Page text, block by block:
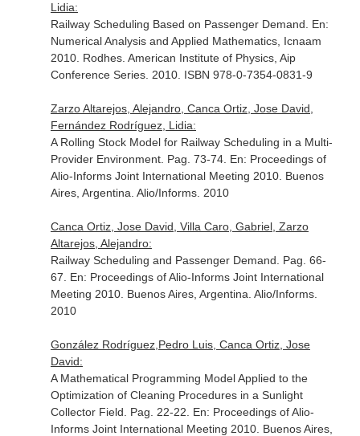
Lidia:
Railway Scheduling Based on Passenger Demand. En:
Numerical Analysis and Applied Mathematics, Icnaam
2010. Rodhes. American Institute of Physics, Aip
Conference Series. 2010. ISBN 978-0-7354-0831-9
Zarzo Altarejos, Alejandro, Canca Ortiz, Jose David,
Fernández Rodríguez, Lidia:
A Rolling Stock Model for Railway Scheduling in a Multi-
Provider Environment. Pag. 73-74. En: Proceedings of
Alio-Informs Joint International Meeting 2010. Buenos
Aires, Argentina. Alio/Informs. 2010
Canca Ortiz, Jose David, Villa Caro, Gabriel, Zarzo
Altarejos, Alejandro:
Railway Scheduling and Passenger Demand. Pag. 66-
67. En: Proceedings of Alio-Informs Joint International
Meeting 2010. Buenos Aires, Argentina. Alio/Informs.
2010
González Rodríguez,Pedro Luis, Canca Ortiz, Jose
David:
A Mathematical Programming Model Applied to the
Optimization of Cleaning Procedures in a Sunlight
Collector Field. Pag. 22-22. En: Proceedings of Alio-
Informs Joint International Meeting 2010. Buenos Aires,